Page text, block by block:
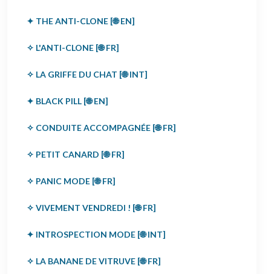
✦ THE ANTI-CLONE [🌐 EN]
✧ L'ANTI-CLONE [🌐 FR]
✧ LA GRIFFE DU CHAT [🌐 INT]
✦ BLACK PILL [🌐 EN]
✧ CONDUITE ACCOMPAGNÉE [🌐 FR]
✧ PETIT CANARD [🌐 FR]
✧ PANIC MODE [🌐 FR]
✧ VIVEMENT VENDREDI ! [🌐 FR]
✦ INTROSPECTION MODE [🌐 INT]
✧ LA BANANE DE VITRUVE [🌐 FR]